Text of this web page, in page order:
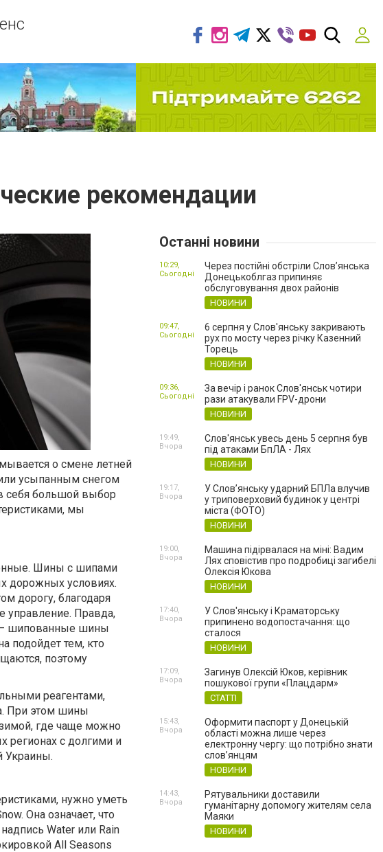
рекомендации
о смене летней
усыпанным снегом
себя большой выбор
мы
Шины с шипами
дорожных условиях.
дорогу, благодаря
управление. Правда,
— шипованные шины
подойдет тем, кто
поэтому
реагентами,
При этом шины
зимой, где чаще можно
регионах с долгими и
Украины.
нужно уметь
Она означает, что
Water или Rain
All Seasons
Останні новини
Через постійні обстріли Слов’янська
Донецькоблгаз припиняє
обслуговування двох районів
НОВИНИ
10:29,
Сьогодні
6 серпня у Слов'янську закривають
рух по мосту через річку Казенний
Торець
НОВИНИ
09:47,
Сьогодні
За вечір і ранок Слов'янськ чотири
рази атакували FPV-дрони
НОВИНИ
09:36,
Сьогодні
Слов'янськ увесь день 5 серпня був
під атаками БпЛА - Лях
НОВИНИ
19:49,
Вчора
У Слов’янську ударний БПЛа влучив
у триповерховий будинок у центрі
міста (ФОТО)
НОВИНИ
19:17,
Вчора
Машина підірвалася на міні: Вадим
Лях сповістив про подробиці загибелі
Олексія Юкова
НОВИНИ
19:00,
Вчора
У Слов'янську і Краматорську
припинено водопостачання: що
сталося
НОВИНИ
17:40,
Вчора
Загинув Олексій Юков, керівник
пошукової групи «Плацдарм»
СТАТТІ
17:09,
Вчора
Оформити паспорт у Донецькій
області можна лише через
електронну чергу: що потрібно знати
слов’янцям
НОВИНИ
15:43,
Вчора
Рятувальники доставили
гуманітарну допомогу жителям села
Маяки
НОВИНИ
14:43,
Вчора